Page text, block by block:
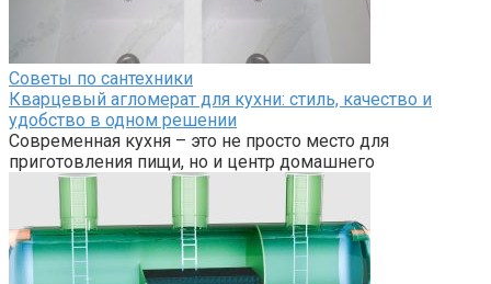
Советы по сантехники
Кварцевый агломерат для кухни: стиль, качество и
удобство в одном решении
Современная кухня – это не просто место для
приготовления пищи, но и центр домашнего